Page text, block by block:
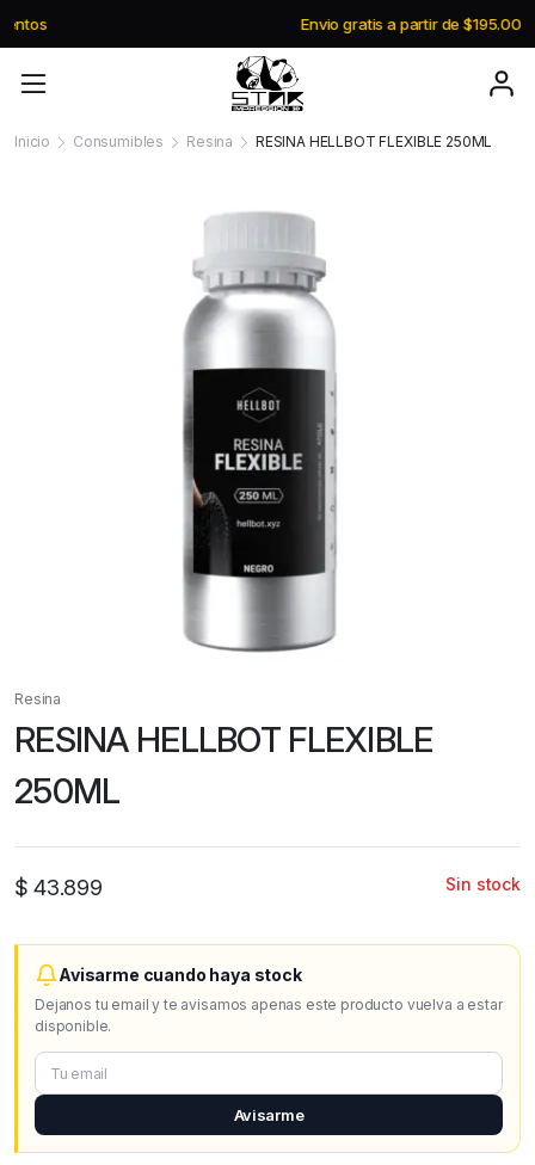
Envio gratis a partir de $195.000
Inicio Consumibles Resina RESINA HELLBOT FLEXIBLE 250ML
Resina
RESINA HELLBOT FLEXIBLE
250ML
$ 43.899 Sin stock
Avisarme cuando haya stock
Dejanos tu email y te avisamos apenas este producto vuelva a estar
disponible.
Avisarme